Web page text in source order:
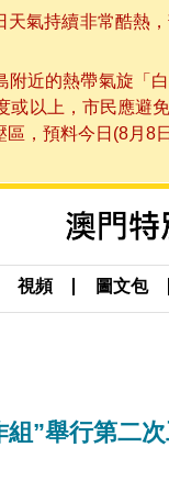
氣持續非常酷熱
附近的熱帶氣旋「
或以上，市民應避
區，預料今日(8月
視頻 圖文包
”舉行第二